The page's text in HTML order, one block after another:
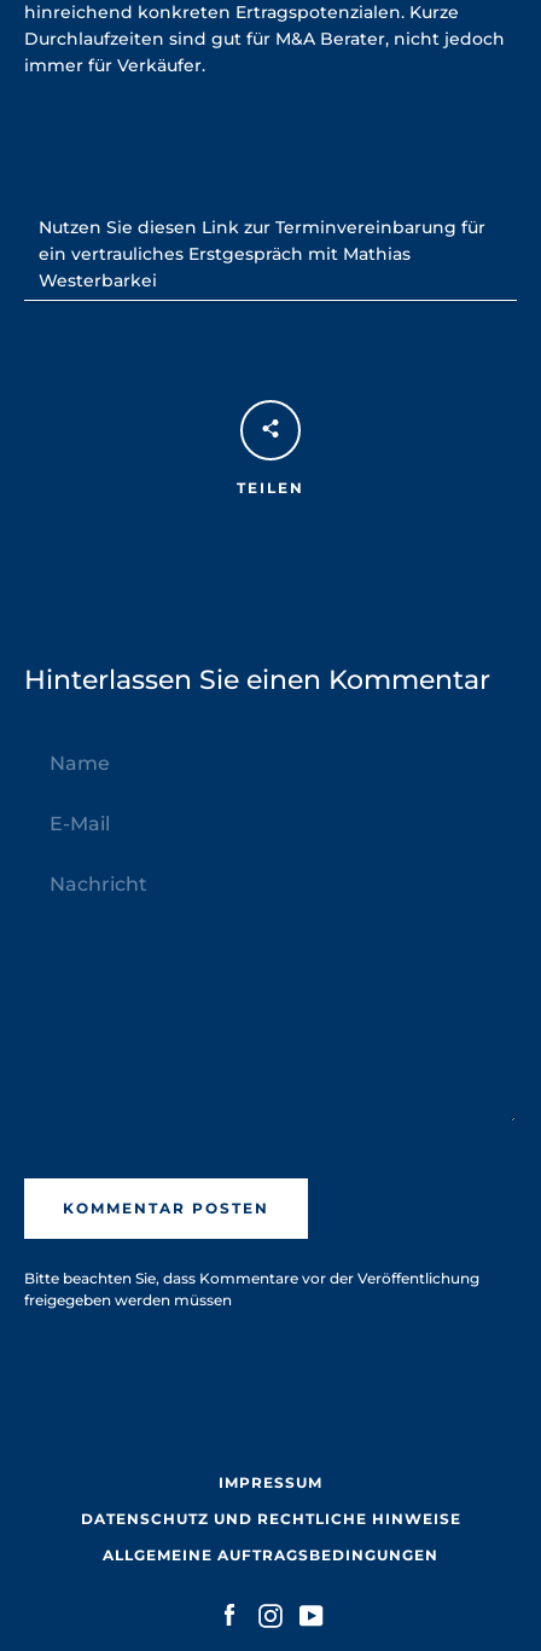
hinreichend konkreten Ertragspotenzialen. Kurze
Durchlaufzeiten sind gut für M&A Berater, nicht jedoch
immer für Verkäufer.
Nutzen Sie diesen Link zur Terminvereinbarung für
ein vertrauliches Erstgespräch mit Mathias
Westerbarkei
TEILEN
Hinterlassen Sie einen Kommentar
Nachricht
Bitte beachten Sie, dass Kommentare vor der Veröffentlichung
freigegeben werden müssen
IMPRESSUM
DATENSCHUTZ UND RECHTLICHE HINWEISE
ALLGEMEINE AUFTRAGSBEDINGUNGEN
FacebookInstagram